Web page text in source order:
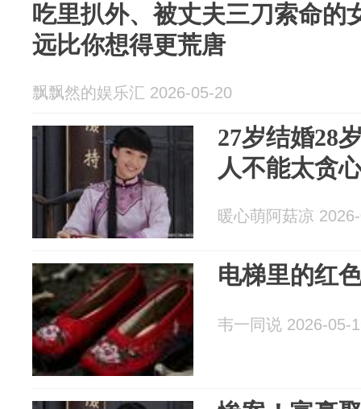
吃里扒外、被丈夫三刀索命的
远比你想得更荒唐
飘飘然的娱乐汇 2026-05-20
27岁结婚28
人不能太贪
暖心萌阿菇凉
电梯里的红
韦一同说 2026-05-